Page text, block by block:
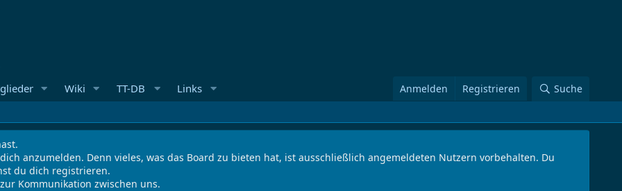
Wiki TT-DB Links Anmelden Registrieren Suche
anzumelden. Denn vieles, was das Board zu bieten hat, ist ausschließlich angemeldeten Nutzern vorbehalten. Du
du dich registrieren.
Kommunikation zwischen uns.